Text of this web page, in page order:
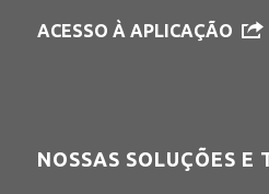
ACESSO À APLICAÇÃO
NOSSAS SOLUÇÕES E